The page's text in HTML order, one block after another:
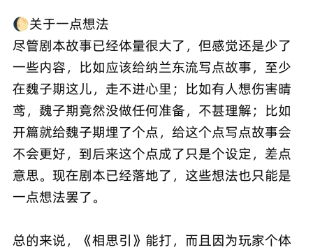
🌔关于一点想法
尽管剧本故事已经体量很大了，但感觉还是少了
一些内容，比如应该给纳兰东流写点故事，至少
在魏子期这儿，走不进心里；比如有人想伤害晴
鸢，魏子期竟然没做任何准备，不甚理解；比如
开篇就给魏子期埋了个点，给这个点写点故事会
不会更好，到后来这个点成了只是个设定，差点
意思。现在剧本已经落地了，这些想法也只能是
一点想法罢了。
总的来说，《相思引》能打，而且因为玩家个体